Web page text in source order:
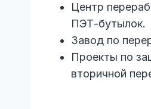
Центр
ПЭТ-бутылок.
Завод по
Проекты по
вторичной